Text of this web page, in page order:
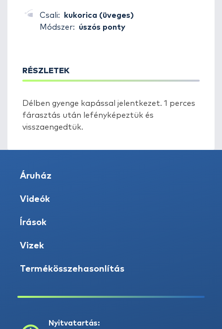
Csali:
kukorica (üveges)
Módszer:
úszós ponty
RÉSZLETEK
Délben gyenge kapással jelentkezet. 1 perces
fárasztás után lefényképeztük és
visszaengedtük.
Áruház
Videók
Írások
Vizek
Termékösszehasonlítás
Nyitvatartás: